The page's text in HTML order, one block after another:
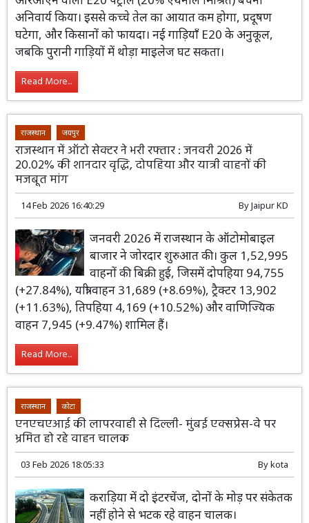
अनिवार्य किया। इससे कच्चे तेल का आयात कम होगा, प्रदूषण
घटेगा, और किसानों को फायदा। नई गाड़ियाँ E20 के अनुकूल,
जबकि पुरानी गाड़ियों में थोड़ा माइलेज घट सकता।
Read More...
राजस्थान जयपुर
राजस्थान में ऑटो सेक्टर ने भरी रफ्तार : जनवरी 2026 में
20.02% की शानदार वृद्धि, दोपहिया और यात्री वाहनों की
मजबूत मांग
14 Feb 2026 16:40:29 ByJaipur KD
जनवरी 2026 में राजस्थान के ऑटोमोबाइल
बाजार ने जोरदार शुरुआत की। कुल 1,52,995
वाहनों की बिक्री हुई, जिसमें दोपहिया 94,755
(+27.84%), यात्री वाहन 31,689 (+8.69%), ट्रैक्टर 13,902
(+11.63%), तिपहिया 4,169 (+10.52%) और वाणिज्यिक
वाहन 7,945 (+9.47%) शामिल हैं।
Read More...
राजस्थान कोटा
एनएचएआई की लापरवाही से दिल्ली- मुंबई एक्सप्रेस-वे पर
भ्रमित हो रहे वाहन चालक
03 Feb 2026 18:05:33 Bykota
कराड़िया में दो इंटरचेंज, दोनों के मोड़ पर संकेतक
नहीं होने से भटक रहे वाहन चालक।